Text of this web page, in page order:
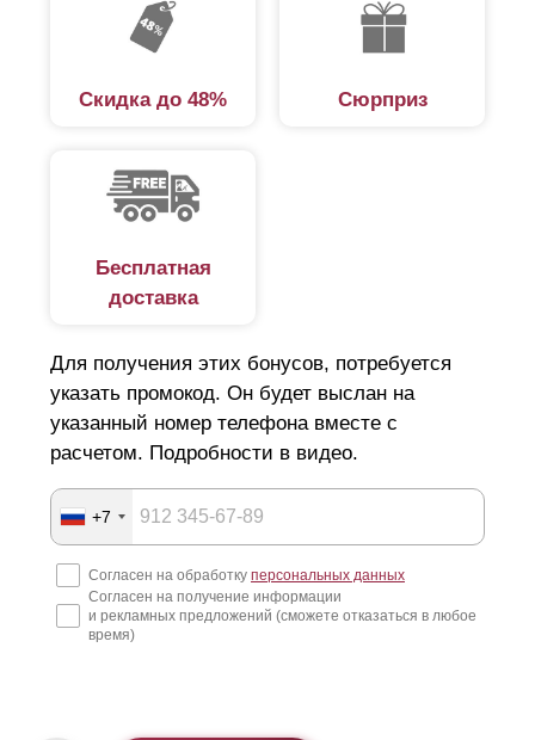
Скидка до 48% Сюрприз
Бесплатная
доставка
Для получения этих бонусов, потребуется
указать промокод. Он будет выслан на
указанный номер телефона вместе с
расчетом. Подробности в видео.
+7
Согласен на обработку персональных данных
Согласен на получение информации
и рекламных предложений (сможете отказаться в любое
время)